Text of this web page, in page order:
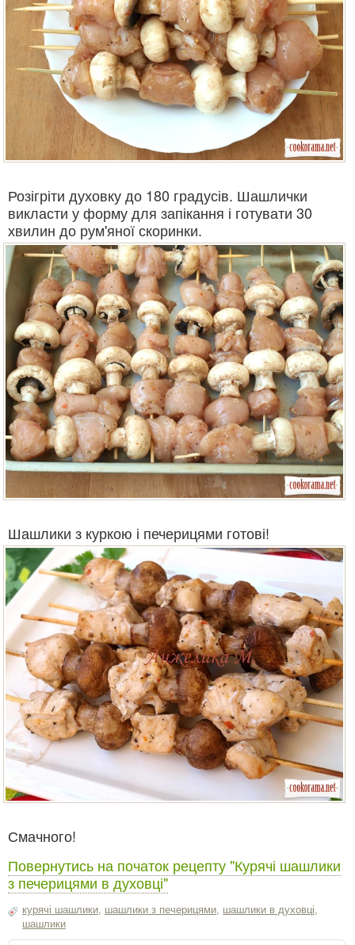
Розігріти духовку до 180 градусів. Шашлички
викласти у форму для запікання і готувати 30
хвилин до рум'яної скоринки.
Шашлики з куркою і печерицями готові!
Смачного!
Повернутись на початок рецепту "Курячі шашлики
з печерицями в духовці"
курячі шашлики, шашлики з печерицями, шашлики в духовці,
шашлики